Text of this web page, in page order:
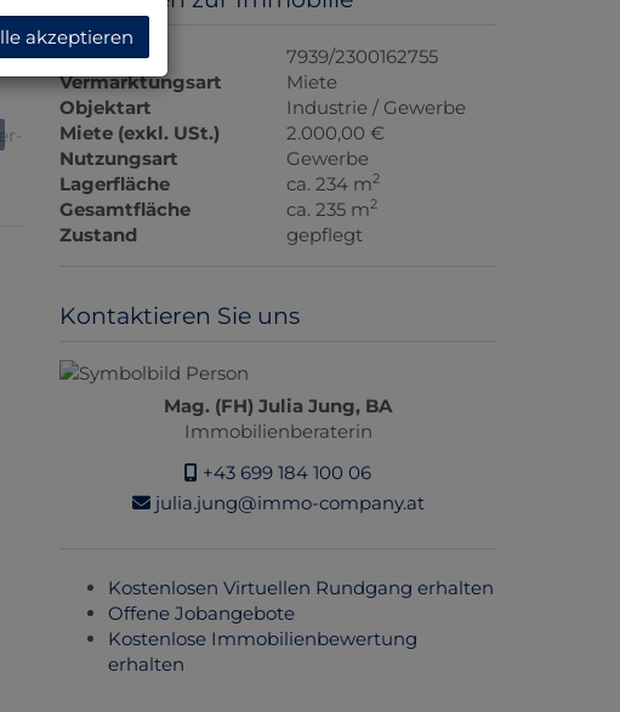
Objektnr.
7939/2300162755
Vermarktungsart
Miete
Objektart
Industrie / Gewerbe
Miete (exkl. USt.)
2.000,00 €
Nutzungsart
Gewerbe
Lagerfläche
ca. 234 m2
Gesamtfläche ca. 235 m2
Zustand gepflegt
Kontaktieren Sie uns
Mag. (FH) Julia Jung, BA
Immobilienberaterin
+43 699 184 100 06
julia.jung@immo-company.at
Kostenlosen Virtuellen Rundgang erhalten
Offene Jobangebote
Kostenlose Immobilienbewertung
erhalten
akzeptieren